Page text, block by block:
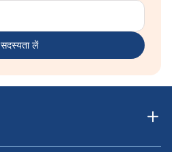
सदस्यता लें